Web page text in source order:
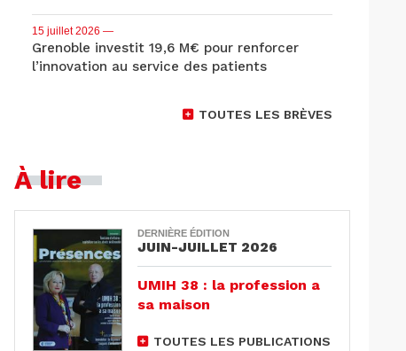
15 juillet 2026 —
Grenoble investit 19,6 M€ pour renforcer
l’innovation au service des patients
TOUTES LES BRÈVES
À lire
DERNIÈRE ÉDITION
JUIN-JUILLET 2026
UMIH 38 : la profession a
sa maison
TOUTES LES PUBLICATIONS